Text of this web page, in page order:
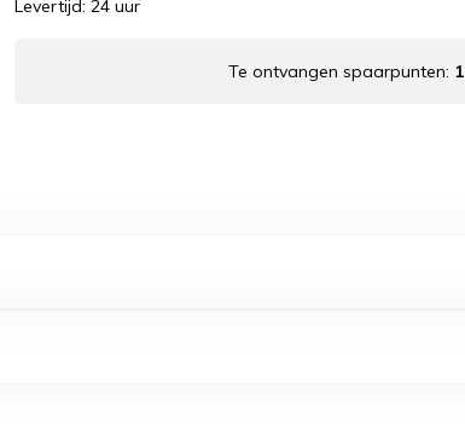
Levertijd: 24 uur
Te ontvangen spaarpunten: 1